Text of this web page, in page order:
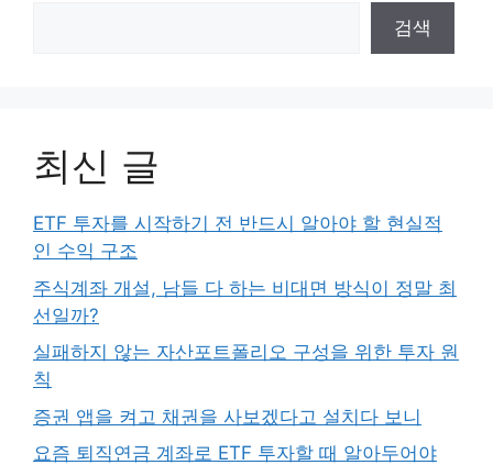
검색
최신 글
ETF 투자를 시작하기 전 반드시 알아야 할 현실적
인 수익 구조
주식계좌 개설, 남들 다 하는 비대면 방식이 정말 최
선일까?
실패하지 않는 자산포트폴리오 구성을 위한 투자 원
칙
증권 앱을 켜고 채권을 사보겠다고 설치다 보니
요즘 퇴직연금 계좌로 ETF 투자할 때 알아두어야